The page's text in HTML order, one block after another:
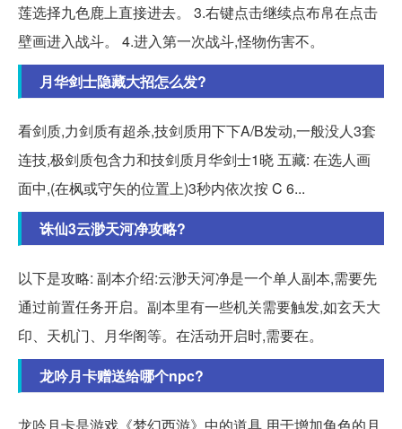
莲选择九色鹿上直接进去。 3.右键点击继续点布帛在点击
壁画进入战斗。 4.进入第一次战斗,怪物伤害不。
月华剑士隐藏大招怎么发?
看剑质,力剑质有超杀,技剑质用下下A/B发动,一般没人3套
连技,极剑质包含力和技剑质月华剑士1晓 五藏: 在选人画
面中,(在枫或守矢的位置上)3秒内依次按 C 6...
诛仙3云渺天河净攻略?
以下是攻略: 副本介绍:云渺天河净是一个单人副本,需要先
通过前置任务开启。副本里有一些机关需要触发,如玄天大
印、天机门、月华阁等。在活动开启时,需要在。
龙吟月卡赠送给哪个npc?
龙吟月卡是游戏《梦幻西游》中的道具,用于增加角色的月